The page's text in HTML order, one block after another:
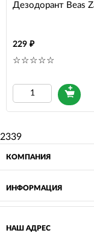
Дезодорант Beas
229
2339
КОМПАНИЯ
ИНФОРМАЦИЯ
НАШ АДРЕС